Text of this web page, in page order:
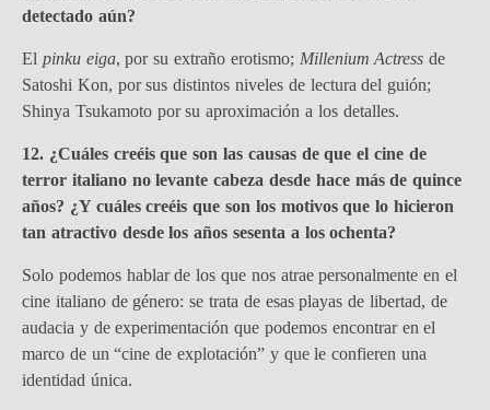
detectado aún?
El pinku eiga, por su extraño erotismo; Millenium Actressde
Satoshi Kon, por sus distintos niveles de lectura del guión;
Shinya Tsukamoto por su aproximación a los detalles.
12. ¿Cuáles creéis que son las causas de que el cine de
terror italiano no levante cabeza desde hace más de quince
años? ¿Y cuáles creéis que son los motivos que lo hicieron
tan atractivo desde los años sesenta a los ochenta?
Solo podemos hablar de los que nos atrae personalmente en el
cine italiano de género: se trata de esas playas de libertad, de
audacia y de experimentación que podemos encontrar en el
marco de un “cine de explotación” y que le confieren una
identidad única.